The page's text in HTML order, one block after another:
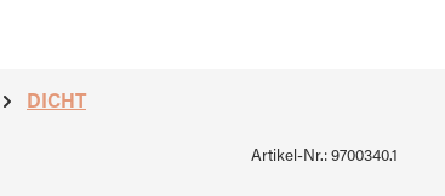
DICHT
Artikel-Nr.: 9700340.1